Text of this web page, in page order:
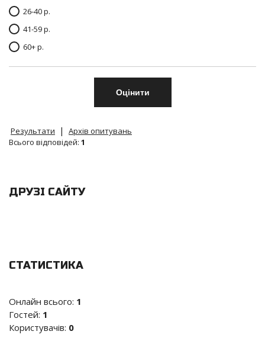
26-40 р.
41-59 р.
60+ р.
Результати |
Архів опитувань
Всього відповідей: 1
ДРУЗІ САЙТУ
СТАТИСТИКА
Онлайн всього: 1
Гостей: 1
Користувачів: 0